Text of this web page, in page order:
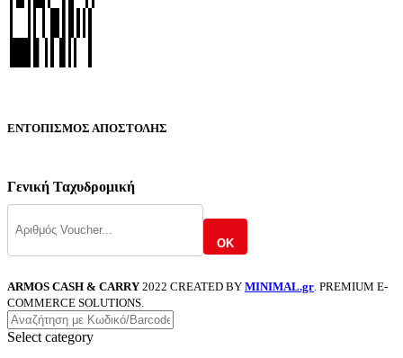
ΕΝΤΟΠΙΣΜΟΣ ΑΠΟΣΤΟΛΗΣ
Γενική Ταχυδρομική
OK
ARMOS CASH & CARRY 2022 CREATED BY MINIMAL.gr . PREMIUM E-
COMMERCE SOLUTIONS.
Select category